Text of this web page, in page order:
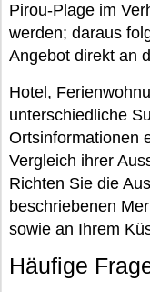
Pirou-Plage im
werden; daraus
Angebot direkt an
Hotel,
unterschiedliche
Ortsinformationen
Vergleich ihrer
Richten Sie die
beschriebenen
sowie an Ihrem
Häufige